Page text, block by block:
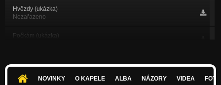
Hvězdy (ukázka)
Nezařazeno
Počkám (ukázka)
NOVINKY O KAPELE ALBA NÁZORY VIDEA